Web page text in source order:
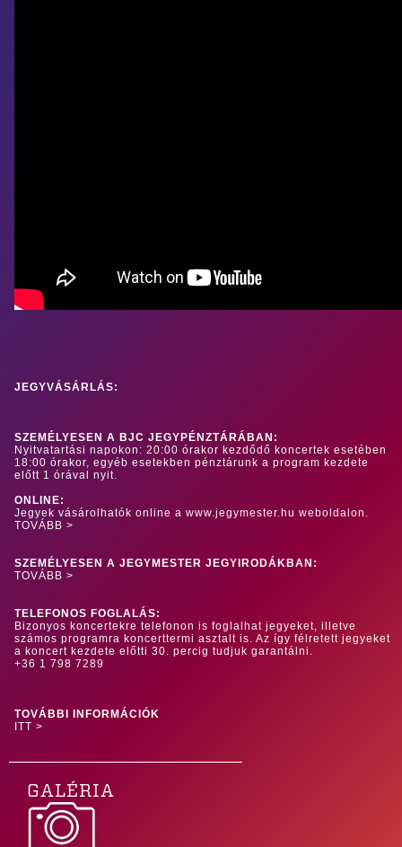
JEGYVÁSÁRLÁS:
SZEMÉLYESEN A BJC JEGYPÉNZTÁRÁBAN:
Nyitvatartási napokon: 20:00 órakor kezdődő koncertek esetében
18:00 órakor, egyéb esetekben pénztárunk a program kezdete
előtt 1 órával nyit.
ONLINE:
Jegyek vásárolhatók online a www.jegymester.hu weboldalon.
TOVÁBB >
SZEMÉLYESEN A JEGYMESTER JEGYIRODÁKBAN:
TOVÁBB >
TELEFONOS FOGLALÁS:
Bizonyos koncertekre telefonon is foglalhat jegyeket, illetve
számos programra koncerttermi asztalt is. Az így félretett jegyeket
a koncert kezdete előtti 30. percig tudjuk garantálni.
+36 1 798 7289
TOVÁBBI INFORMÁCIÓK
ITT >
GALÉRIA